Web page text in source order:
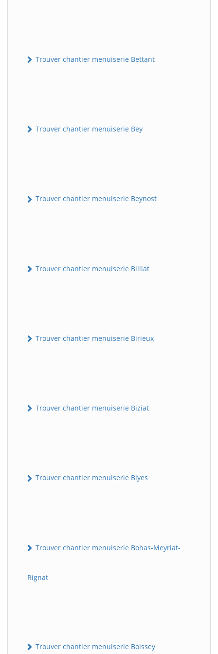
Trouver chantier menuiserie Bettant
Trouver chantier menuiserie Bey
Trouver chantier menuiserie Beynost
Trouver chantier menuiserie Billiat
Trouver chantier menuiserie Birieux
Trouver chantier menuiserie Biziat
Trouver chantier menuiserie Blyes
Trouver chantier menuiserie Bohas-Meyriat-
Rignat
Trouver chantier menuiserie Boissey